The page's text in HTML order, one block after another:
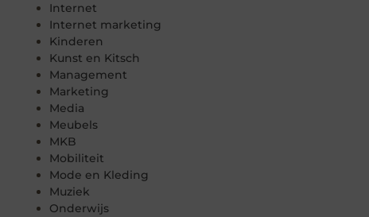
Internet
Internet marketing
Kinderen
Kunst en Kitsch
Management
Marketing
Media
Meubels
MKB
Mobiliteit
Mode en Kleding
Muziek
Onderwijs